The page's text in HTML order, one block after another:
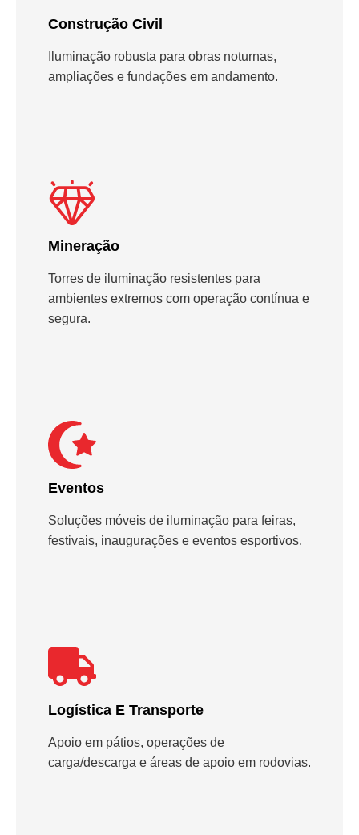
Construção Civil
Iluminação robusta para obras noturnas,
ampliações e fundações em andamento.
Mineração
Torres de iluminação resistentes para
ambientes extremos com operação contínua e
segura.
Eventos
Soluções móveis de iluminação para feiras,
festivais, inaugurações e eventos esportivos.
Logística E Transporte
Apoio em pátios, operações de
carga/descarga e áreas de apoio em rodovias.